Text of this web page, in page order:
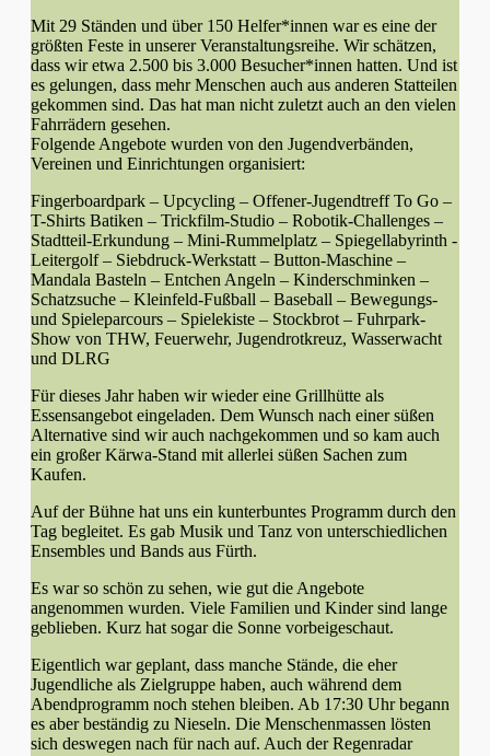
Mit 29 Ständen und über 150 Helfer*innen war es eine der
größten Feste in unserer Veranstaltungsreihe. Wir schätzen,
dass wir etwa 2.500 bis 3.000 Besucher*innen hatten. Und ist
es gelungen, dass mehr Menschen auch aus anderen Statteilen
gekommen sind. Das hat man nicht zuletzt auch an den vielen
Fahrrädern gesehen.
Folgende Angebote wurden von den Jugendverbänden,
Vereinen und Einrichtungen organisiert:
Fingerboardpark – Upcycling – Offener-Jugendtreff To Go –
T-Shirts Batiken – Trickfilm-Studio – Robotik-Challenges –
Stadtteil-Erkundung – Mini-Rummelplatz – Spiegellabyrinth -
Leitergolf – Siebdruck-Werkstatt – Button-Maschine –
Mandala Basteln – Entchen Angeln – Kinderschminken –
Schatzsuche – Kleinfeld-Fußball – Baseball – Bewegungs-
und Spieleparcours – Spielekiste – Stockbrot – Fuhrpark-
Show von THW, Feuerwehr, Jugendrotkreuz, Wasserwacht
und DLRG
Für dieses Jahr haben wir wieder eine Grillhütte als
Essensangebot eingeladen. Dem Wunsch nach einer süßen
Alternative sind wir auch nachgekommen und so kam auch
ein großer Kärwa-Stand mit allerlei süßen Sachen zum
Kaufen.
Auf der Bühne hat uns ein kunterbuntes Programm durch den
Tag begleitet. Es gab Musik und Tanz von unterschiedlichen
Ensembles und Bands aus Fürth.
Es war so schön zu sehen, wie gut die Angebote
angenommen wurden. Viele Familien und Kinder sind lange
geblieben. Kurz hat sogar die Sonne vorbeigeschaut.
Eigentlich war geplant, dass manche Stände, die eher
Jugendliche als Zielgruppe haben, auch während dem
Abendprogramm noch stehen bleiben. Ab 17:30 Uhr begann
es aber beständig zu Nieseln. Die Menschenmassen lösten
sich deswegen nach für nach auf. Auch der Regenradar